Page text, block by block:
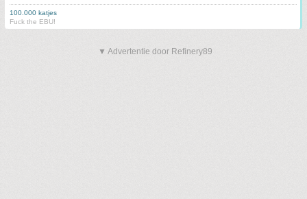
100.000 katjes
Fuck the EBU!
▼ Advertentie door Refinery89